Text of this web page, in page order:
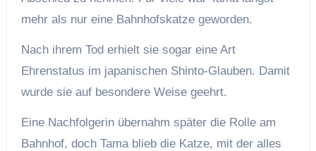
mehr als nur eine Bahnhofskatze geworden.
Nach ihrem Tod erhielt sie sogar eine Art
Ehrenstatus im japanischen Shinto-Glauben. Damit
wurde sie auf besondere Weise geehrt.
Eine Nachfolgerin übernahm später die Rolle am
Bahnhof, doch Tama blieb die Katze, mit der alles